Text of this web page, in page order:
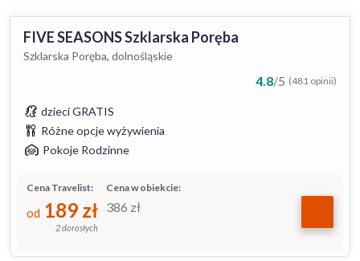
FIVE SEASONS Szklarska Poręba
Szklarska Poręba, dolnośląskie
4.8/5 (481 opinii)
dzieci GRATIS
Różne opcje wyżywienia
Pokoje Rodzinne
Cena w obiekcie:
386 zł
Cena Travelist:
od 189 zł
2 dorosłych